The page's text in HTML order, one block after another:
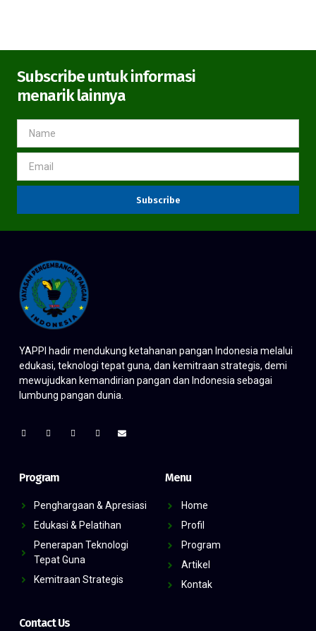
Subscribe untuk informasi
menarik lainnya
Subscribe
YAPPI hadir mendukung ketahanan pangan Indonesia melalui
edukasi, teknologi tepat guna, dan kemitraan strategis, demi
mewujudkan kemandirian pangan dan Indonesia sebagai
lumbung pangan dunia.
Program
Penghargaan & Apresiasi
Edukasi & Pelatihan
Penerapan Teknologi
Tepat Guna
Kemitraan Strategis
Menu
Home
Profil
Program
Artikel
Kontak
Contact Us